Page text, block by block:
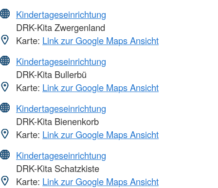
Kindertageseinrichtung
DRK-Kita Zwergenland
Karte: Link zur Google Maps Ansicht
Kindertageseinrichtung
DRK-Kita Bullerbü
Karte: Link zur Google Maps Ansicht
Kindertageseinrichtung
DRK-Kita Bienenkorb
Karte: Link zur Google Maps Ansicht
Kindertageseinrichtung
DRK-Kita Schatzkiste
Karte: Link zur Google Maps Ansicht